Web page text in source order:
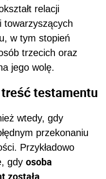
relacji
towarzyszących
w tym stopień
trzecich oraz
jego wolę.
treść testamentu
wtedy, gdy
przekonaniu
Przykładowo
gdy osoba
została